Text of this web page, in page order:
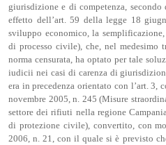
giurisdizione e di competenza, secondo
effetto dell’art. 59 della legge 18
sviluppo economico, la
di processo civile), che, nel medesimo
norma censurata, ha optato per tale
iudicii nei casi di carenza di
era in precedenza orientato con l’art. 3,
novembre 2005, n. 245 (Misure
settore dei rifiuti nella regione
di protezione civile), convertito, con
2006, n. 21, con il quale si è previsto